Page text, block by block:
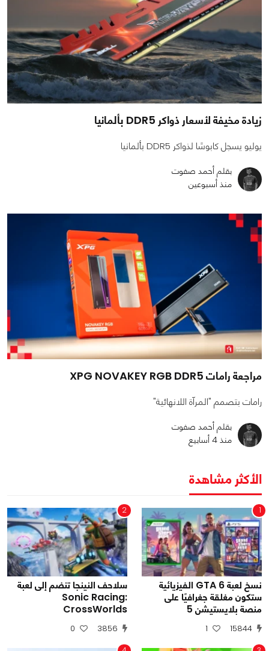
زيادة مخيفة لأسعار ذواكر DDR5 بألمانيا
يوليو يسجل كابوسًا لذواكر DDR5 بألمانيا
بقلم أحمد صفوت
منذ أسبوعين
مراجعة رامات XPG NOVAKEY RGB DDR5
رامات بتصمم "المرآة اللانهائية"
بقلم أحمد صفوت
منذ 4 أسابيع
الأكثر مشاهدة
1
نسخ لعبة GTA 6 الفيزيائية
ستكون مغلقة جغرافيًا على
منصة بلايستيشن 5
15844
1
2
سلاحف النينجا تنضم إلى لعبة
Sonic Racing:
CrossWorlds
3856
0